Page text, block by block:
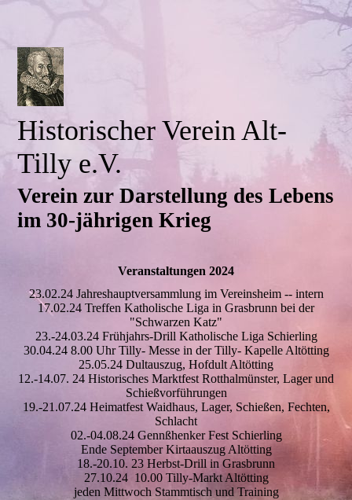
Historischer Verein Alt-
Tilly e.V.
Verein zur Darstellung des Lebens
im 30-jährigen Krieg
Veranstaltungen 2024
23.02.24 Jahreshauptversammlung im Vereinsheim -- intern
17.02.24 Treffen Katholische Liga in Grasbrunn bei der
"Schwarzen Katz"
23.-24.03.24 Frühjahrs-Drill Katholische Liga Schierling
30.04.24 8.00 Uhr Tilly- Messe in der Tilly- Kapelle Altötting
25.05.24 Dultauszug, Hofdult Altötting
12.-14.07. 24 Historisches Marktfest Rotthalmünster, Lager und
Schießvorführungen
19.-21.07.24 Heimatfest Waidhaus, Lager, Schießen, Fechten,
Schlacht
02.-04.08.24 Gennßhenker Fest Schierling
Ende September Kirtaauszug Altötting
18.-20.10. 23 Herbst-Drill in Grasbrunn
27.10.24 10.00 Tilly-Markt Altötting
jeden Mittwoch Stammtisch und Training